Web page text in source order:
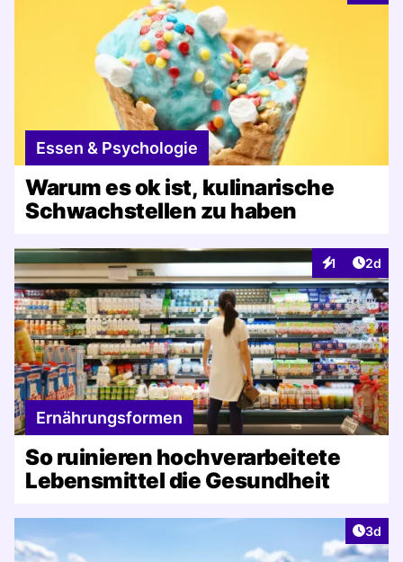
Essen & Psychologie
Warum es ok ist, kulinarische
Schwachstellen zu haben
1
Interaktionen
2d
Ernährungsformen
So ruinieren hochverarbeitete
Lebensmittel die Gesundheit
3d